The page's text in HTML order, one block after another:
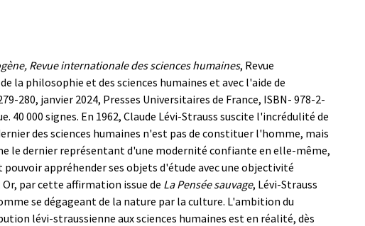
Revue internationale des sciences humaines, Revue
la philosophie et des sciences humaines et avec l'aide de
280, janvier 2024, Presses Universitaires de France, ISBN- 978-2-
40 000 signes. En 1962, Claude Lévi-Strauss suscite l'incrédulité de
des sciences humaines n'est pas de constituer l'homme, mais
le dernier représentant d'une modernité confiante en elle-même,
appréhender ses objets d'étude avec une objectivité
Or, par cette affirmation issue de La Pensée sauvage, Lévi-Strauss
se dégageant de la nature par la culture. L'ambition du
lévi-straussienne aux sciences humaines est en réalité, dès